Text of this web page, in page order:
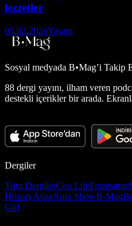
lezzetler
05.02.2026Yaşam
Sosyal medyada B•Mag’i Takip
88 dergi yayını, ilham veren
destekli içerikler bir arada.
Dergiler
Tüm DergilerCeo LifeFormsante
HistoryAtlasAuto ShowB-Mag
Girl